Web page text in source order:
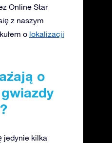
Online Star
z naszym
o lokalizacji
o
jedynie kilka